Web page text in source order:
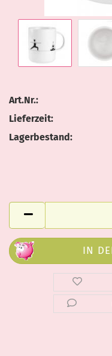
Art.Nr.:
Lieferzeit:
Lagerbestand: